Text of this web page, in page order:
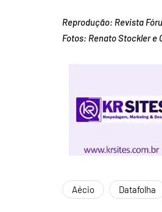
Reprodução: Revista
Fotos: Renato Stockler e
Aécio Datafolha